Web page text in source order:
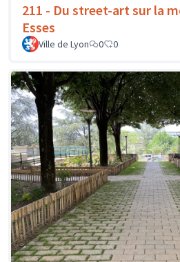
211 - Du street-art sur la
Esses
Ville de Lyon 0 0